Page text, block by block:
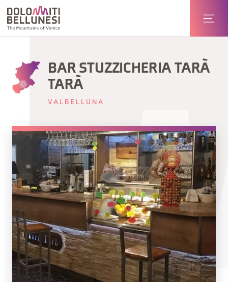
BAR STUZZICHERIA TARÀ
TARÀ
VALBELLUNA